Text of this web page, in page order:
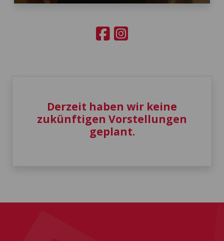
Derzeit haben wir keine
zukünftigen Vorstellungen
geplant.